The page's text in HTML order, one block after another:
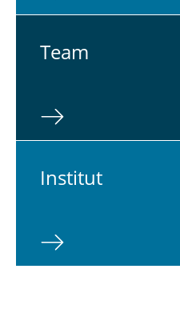
Team
In­sti­tut